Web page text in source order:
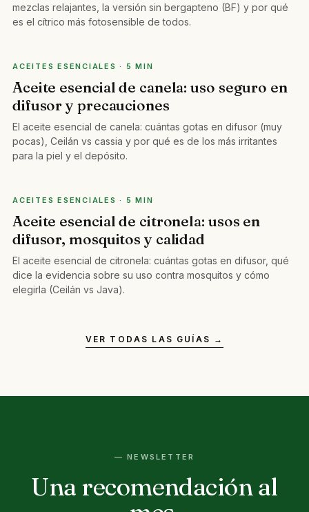
mezclas relajantes, la versión sin bergapteno (BF) y por qué
es el cítrico más fotosensible de todos.
ACEITES ESENCIALES · 5 MIN
Aceite esencial de canela: uso seguro en
difusor y precauciones
El aceite esencial de canela: cuántas gotas en difusor (muy
pocas), Ceilán vs cassia y por qué es de los más irritantes
para la piel y el depósito.
ACEITES ESENCIALES · 5 MIN
Aceite esencial de citronela: usos en
difusor, mosquitos y calidad
El aceite esencial de citronela: cuántas gotas en difusor, qué
dice la evidencia sobre su uso contra mosquitos y cómo
elegirla (Ceilán vs Java).
VER TODAS LAS GUÍAS →
— NEWSLETTER
Una recomendación al